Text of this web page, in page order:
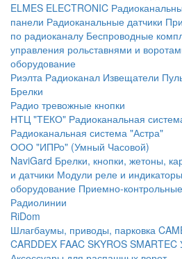
ELMES ELECTRONIC
панели Радиоканальные датчики
по радиоканалу Беспроводные
управления рольставнями и
оборудование
Риэлта Радиоканал Извещатели
Брелки
Радио тревожные кнопки
НТЦ "ТЕКО" Радиоканальная
Радиоканальная система "Астра"
ООО "ИПРо" (Умный Часовой)
NaviGard Брелки, кнопки, жетоны,
и датчики Модули реле и индикаторы
оборудование Приемно-
Радиолинии
RiDom
Шлагбаумы, приводы, парковка
CARDDEX FAAC SKYROS SMARTEC